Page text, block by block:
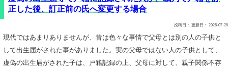
正した後、訂正前の氏へ変更する場合
投稿日： 更新日： 2026-07-20
現代ではあまりありませんが、昔は色々な事情で父母とは別の人の子供と
して出生届がされた事がありました。実の父母ではない人の子供として、
虚偽の出生届がされた子は、戸籍記録の上、父母に対して、親子関係不存